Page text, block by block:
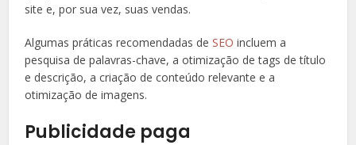
site e, por sua vez, suas vendas.
Algumas práticas recomendadas deSEO incluem a
pesquisa de palavras-chave, a otimização de tags de título
e descrição, a criação de conteúdo relevante e a
otimização de imagens.
Publicidade paga